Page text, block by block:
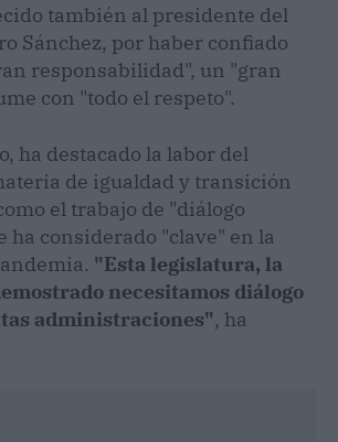
también al presidente del
Sánchez, por haber confiado
responsabilidad", un "gran
con "todo el respeto".
ha destacado la labor del
de igualdad y transición
el trabajo de "diálogo
ha considerado "clave" en la
"Esta legislatura, la
necesitamos diálogo
administraciones", ha